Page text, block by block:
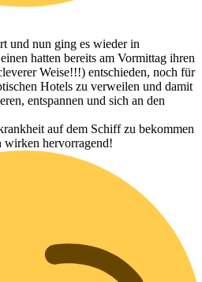
und nun ging es wieder in
hatten bereits am Vormittag ihren
Weise!!!) entschieden, noch für
Hotels zu verweilen und damit
entspannen und sich an den
auf dem Schiff zu bekommen
wirken hervorragend!